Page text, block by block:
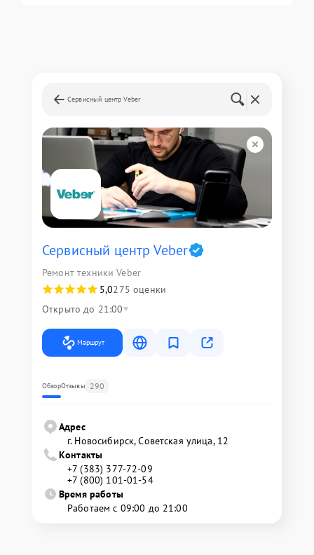
Сервисный центр Veber
Сервисный центр Veber
Ремонт техники Veber
5,0275 оценки
Открыто до 21:00
Маршрут
ОбзорОтзывы 290
Адрес
г. Новосибирск, Советская улица, 12
Контакты
+7 (383) 377-72-09
+7 (800) 101-01-54
Время работы
Работаем с 09:00 до 21:00